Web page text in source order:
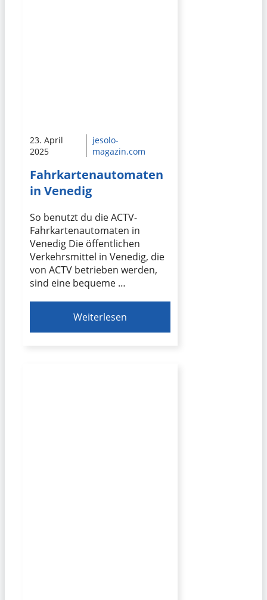
23. April
2025
jesolo-
magazin.com
Fahrkartenautomaten
in Venedig
So benutzt du die ACTV-
Fahrkartenautomaten in
Venedig Die öffentlichen
Verkehrsmittel in Venedig, die
von ACTV betrieben werden,
sind eine bequeme …
Weiterlesen